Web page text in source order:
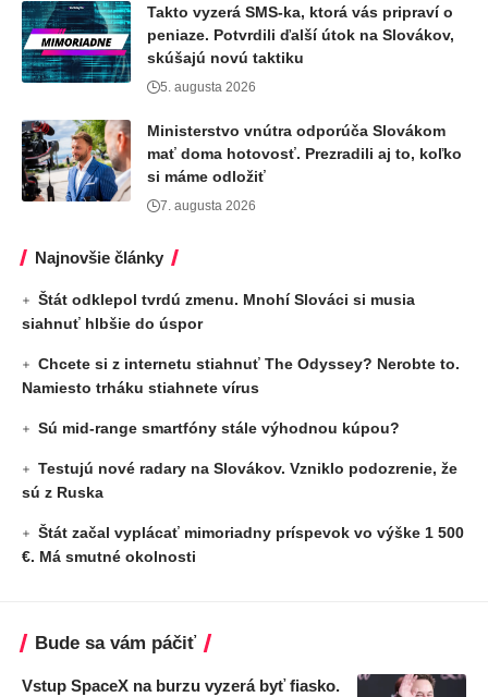
Takto vyzerá SMS-ka, ktorá vás pripraví o
peniaze. Potvrdili ďalší útok na Slovákov,
skúšajú novú taktiku
5. augusta 2026
Ministerstvo vnútra odporúča Slovákom
mať doma hotovosť. Prezradili aj to, koľko
si máme odložiť
7. augusta 2026
Najnovšie články
Štát odklepol tvrdú zmenu. Mnohí Slováci si musia
siahnuť hlbšie do úspor
Chcete si z internetu stiahnuť The Odyssey? Nerobte to.
Namiesto trháku stiahnete vírus
Sú mid-range smartfóny stále výhodnou kúpou?
Testujú nové radary na Slovákov. Vzniklo podozrenie, že
sú z Ruska
Štát začal vyplácať mimoriadny príspevok vo výške 1 500
€. Má smutné okolnosti
Bude sa vám páčiť
Vstup SpaceX na burzu vyzerá byť fiasko.